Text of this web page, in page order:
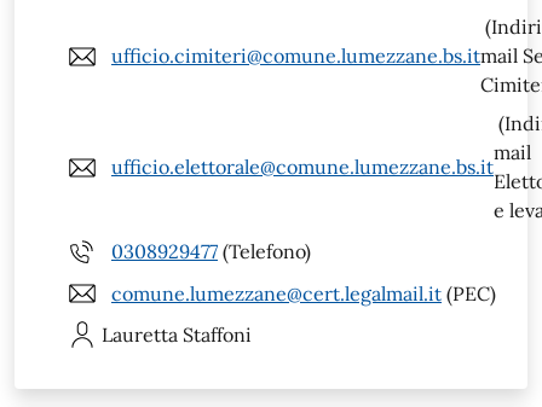
ufficio.cimiteri@comune.lumezzane.bs.itmail
ufficio.elettorale@comune.lumezzane.bs.it
mail
e
0308929477 (Telefono)
comune.lumezzane@cert.legalmail.it (PEC)
Lauretta Staffoni